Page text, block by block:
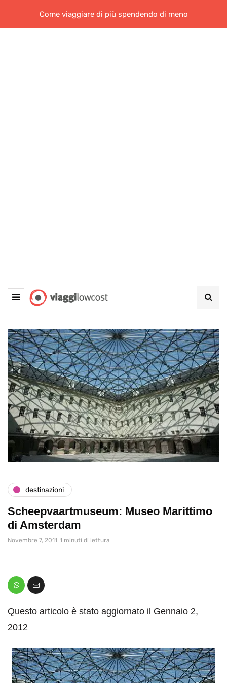
Come viaggiare di più spendendo di meno
destinazioni
Scheepvaartmuseum: Museo Marittimo
di Amsterdam
Novembre 7, 2011 1 minuti di lettura
Questo articolo è stato aggiornato il Gennaio 2,
2012